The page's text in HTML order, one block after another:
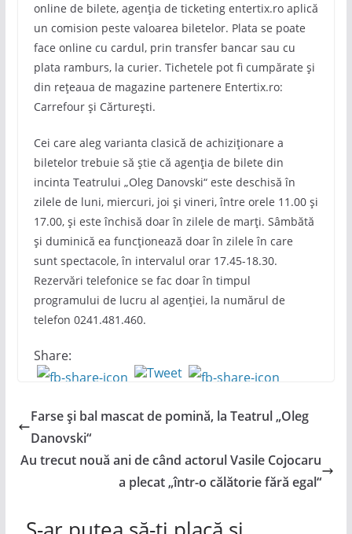
online de bilete, agenția de ticketing entertix.ro aplică
un comision peste valoarea biletelor. Plata se poate
face online cu cardul, prin transfer bancar sau cu
plata ramburs, la curier. Tichetele pot fi cumpărate și
din rețeaua de magazine partenere Entertix.ro:
Carrefour și Cărturești.
Cei care aleg varianta clasică de achiziționare a
biletelor trebuie să știe că agenția de bilete din
incinta Teatrului „Oleg Danovski“ este deschisă în
zilele de luni, miercuri, joi și vineri, între orele 11.00 și
17.00, și este închisă doar în zilele de marți. Sâmbătă
și duminică ea funcționează doar în zilele în care
sunt spectacole, în intervalul orar 17.45-18.30.
Rezervări telefonice se fac doar în timpul
programului de lucru al agenției, la numărul de
telefon 0241.481.460.
Share:
Farse și bal mascat de pomină, la Teatrul „Oleg
Danovski“
Au trecut nouă ani de când actorul Vasile Cojocaru
a plecat „într-o călătorie fără egal“